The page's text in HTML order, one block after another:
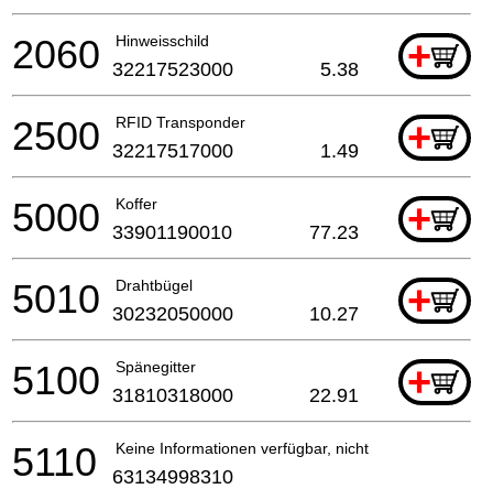
Hinweisschild +
2060 32217523000 5.38
RFID Transponder +
2500 32217517000 1.49
Koffer +
5000 33901190010 77.23
Drahtbügel +
5010 30232050000 10.27
Spänegitter +
5100 31810318000 22.91
Keine Informationen verfügbar, nicht bestellbar
5110 63134998310